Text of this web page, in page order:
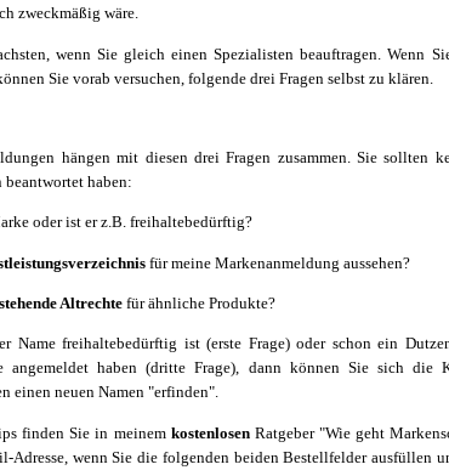
zweckmäßig wäre.
wenn Sie gleich einen Spezialisten beauftragen. Wenn
Sie vorab versuchen, folgende drei Fragen selbst zu klären.
hängen mit diesen drei Fragen zusammen. Sie sollten
beantwortet haben:
oder ist er z.B. freihaltebedürftig?
für meine Markenanmeldung aussehen?
Altrechte für ähnliche Produkte?
Name freihaltebedürftig ist (erste Frage) oder schon ein
angemeldet haben (dritte Frage), dann können Sie sich die
einen neuen Namen "erfinden".
finden Sie in meinem kostenlosenRatgeber "Wie geht
Adresse, wenn Sie die folgenden beiden Bestellfelder ausfüllen